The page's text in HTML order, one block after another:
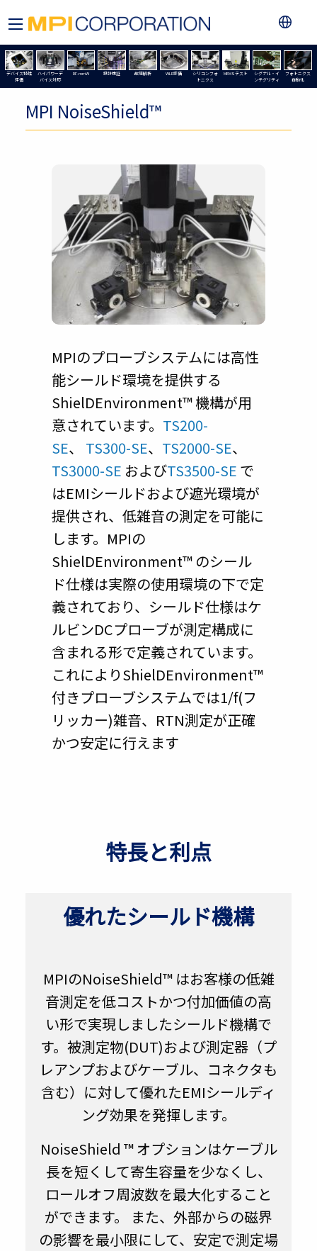
デバイス特性
評価
ハイパワーデ
バイス対応
RF-mmW 設計検証 故障解析 WLR評価
シリコンフォ
トニクス
MEMSテスト
シグナル・イ
ンテグリティ
フォトニクス
自動化
MPI NoiseShield™
MPIのプローブシステムには高性
能シールド環境を提供する
ShielDEnvironment™ 機構が用
意されています。 TS200-
SE、 TS300-SE、 TS2000-SE、
TS3000-SE およびTS3500-SE で
はEMIシールドおよび遮光環境が
提供され、低雑音の測定を可能に
します。MPIの
ShielDEnvironment™ のシール
ド仕様は実際の使用環境の下で定
義されており、シールド仕様はケ
ルビンDCプローブが測定構成に
含まれる形で定義されています。
これによりShielDEnvironment™
付きプローブシステムでは1/f(フ
リッカー)雑音、RTN測定が正確
かつ安定に行えます
特長と利点
優れたシールド機構
MPIのNoiseShield™ はお客様の低雑
音測定を低コストかつ付加価値の高
い形で実現しましたシールド機構で
す。被測定物(DUT)および測定器（プ
レアンプおよびケーブル、コネクタも
含む）に対して優れたEMIシールディ
ング効果を発揮します。
NoiseShield ™ オプションはケーブル
長を短くして寄生容量を少なくし、
ロールオフ周波数を最大化すること
ができます。 また、外部からの磁界
の影響を最小限にして、安定で測定場